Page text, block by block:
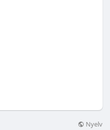
Nyelv